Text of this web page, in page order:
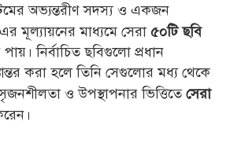
অভ্যন্তরীণ সদস্য ও একজন
মূল্যায়নের মাধ্যমে সেরা ৫০টি ছবি
পায়। নির্বাচিত ছবিগুলো প্রধান
করা হলে তিনি সেগুলোর মধ্য থেকে
ও উপস্থাপনার ভিত্তিতেসেরা